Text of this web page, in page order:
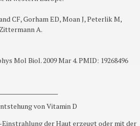
CF, Gorham ED, Moan J, Peterlik M,
A.
Mol Biol. 2009 Mar 4. PMID: 19268496
von Vitamin D
der Haut erzeugt oder mit der